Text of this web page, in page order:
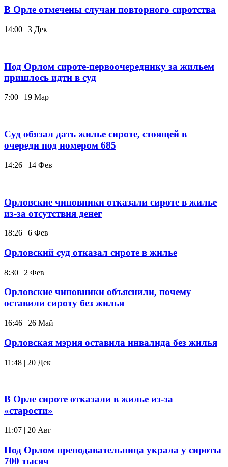
В Орле отмечены случаи повторного сиротства
14:00 | 3 Дек
Под Орлом сироте-первоочереднику за жильем
пришлось идти в суд
7:00 | 19 Мар
Суд обязал дать жилье сироте, стоящей в
очереди под номером 685
14:26 | 14 Фев
Орловские чиновники отказали сироте в жилье
из-за отсутствия денег
18:26 | 6 Фев
Орловский суд отказал сироте в жилье
8:30 | 2 Фев
Орловские чиновники объяснили, почему
оставили сироту без жилья
16:46 | 26 Май
Орловская мэрия оставила инвалида без жилья
11:48 | 20 Дек
В Орле сироте отказали в жилье из-за
«старости»
11:07 | 20 Авг
Под Орлом преподавательница украла у сироты
700 тысяч